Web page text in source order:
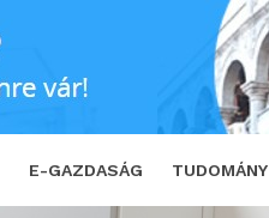
E-GAZDASÁG TUDOMÁNY
nyomtató?